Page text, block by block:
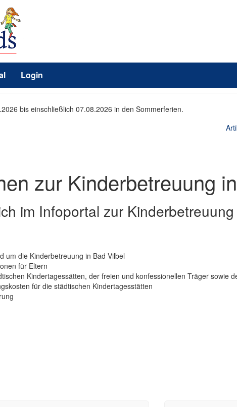
Login
bis einschließlich 07.08.2026 in den Sommerferien.
zur Kinderbetreuung
im Infoportal zur
um die Kinderbetreuung in Bad Vilbel
für Eltern
Kindertagessätten, der freien und konfessionellen Träger sowie
für die städtischen Kindertagesstätten